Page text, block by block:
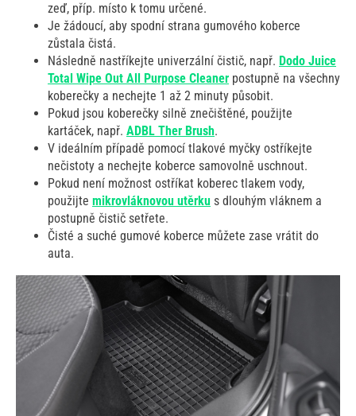
zeď, příp. místo k tomu určené.
Je žádoucí, aby spodní strana gumového koberce
zůstala čistá.
Následně nastříkejte univerzální čistič, např. Dodo Juice
Total Wipe Out All Purpose Cleaner postupně na všechny
koberečky a nechejte 1 až 2 minuty působit.
Pokud jsou koberečky silně znečištěné, použijte
kartáček, např. ADBL Ther Brush.
V ideálním případě pomocí tlakové myčky ostříkejte
nečistoty a nechejte koberce samovolně uschnout.
Pokud není možnost ostříkat koberec tlakem vody,
použijte mikrovláknovou utěrku s dlouhým vláknem a
postupně čistič setřete.
Čisté a suché gumové koberce můžete zase vrátit do
auta.